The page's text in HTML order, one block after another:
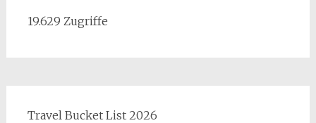
19.629 Zugriffe
Travel Bucket List 2026